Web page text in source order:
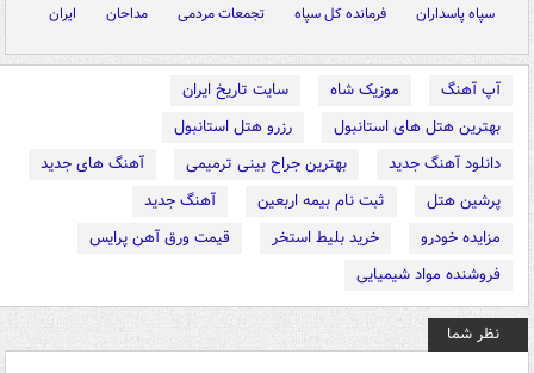
سپاه پاسداران فرمانده کل سپاه تجمعات مردمی مداحان ایران
آپ آهنگ موزیک شاه
سایت تاریخ ایران
بهترین هتل های استانبول
رزرو هتل استانبول
دانلود آهنگ جدید
بهترین جراح بینی ترمیمی
آهنگ های جدید
پرشین هتل
ثبت نام بیمه اربعین
آهنگ جدید
مزایده خودرو
خرید بلیط استخر
قیمت ورق آهن پرایس
فروشنده مواد شیمیایی
نظر شما